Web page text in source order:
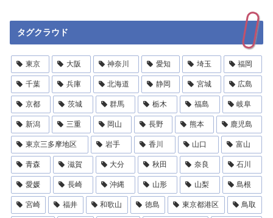
タグクラウド
東京 大阪 神奈川 愛知 埼玉 福岡
千葉 兵庫 北海道 静岡 宮城 広島
京都 茨城 群馬 栃木 福島 岐阜
新潟 三重 岡山 長野 熊本 鹿児島
東京三多摩地区 岩手 香川 山口 富山
青森 滋賀 大分 秋田 奈良 石川
愛媛 長崎 沖縄 山形 山梨 島根
宮崎 福井 和歌山 徳島 東京都港区 鳥取